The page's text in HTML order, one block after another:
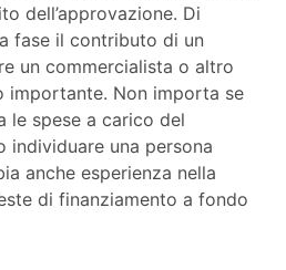
dell’approvazione. Di
fase il contributo di un
un commercialista o altro
importante. Non importa se
le spese a carico del
individuare una persona
anche esperienza nella
di finanziamento a fondo